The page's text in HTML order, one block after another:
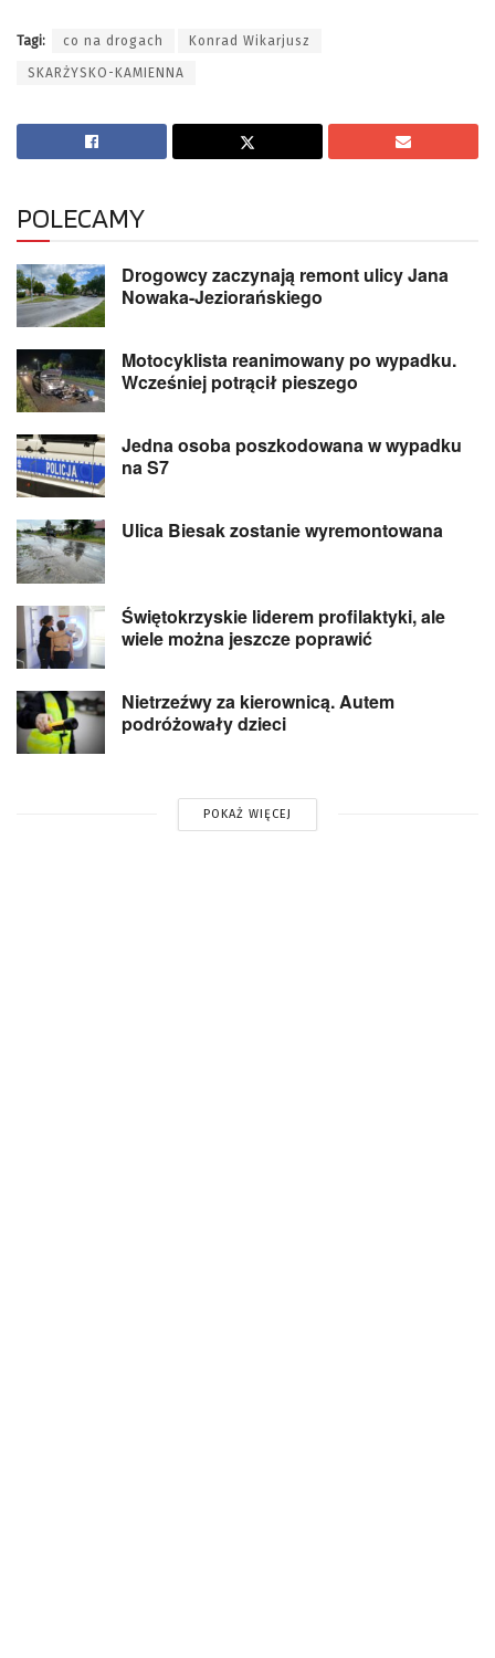
Tagi: co na drogach Konrad Wikarjusz
SKARŻYSKO-KAMIENNA
POLECAMY
Drogowcy zaczynają remont ulicy Jana
Nowaka-Jeziorańskiego
Motocyklista reanimowany po wypadku.
Wcześniej potrącił pieszego
Jedna osoba poszkodowana w wypadku
na S7
Ulica Biesak zostanie wyremontowana
Świętokrzyskie liderem profilaktyki, ale
wiele można jeszcze poprawić
Nietrzeźwy za kierownicą. Autem
podróżowały dzieci
POKAŻ WIĘCEJ